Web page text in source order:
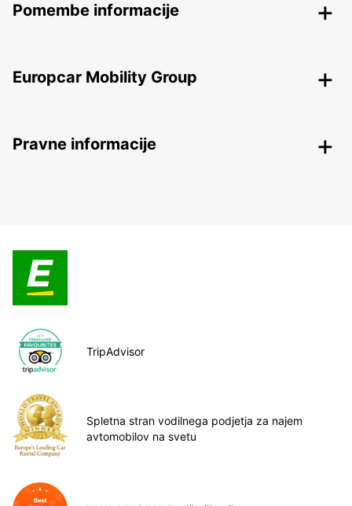
Pomembe informacije
Europcar Mobility Group
Pravne informacije
TripAdvisor
Spletna stran vodilnega podjetja za najem
avtomobilov na svetu